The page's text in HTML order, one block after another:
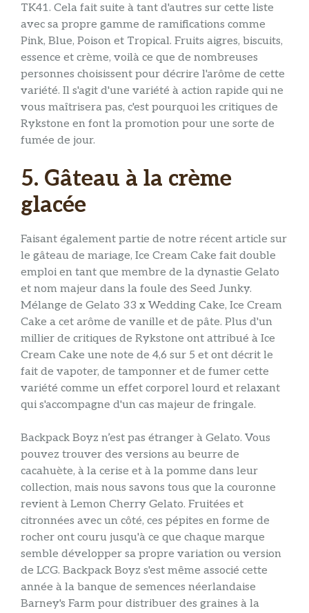
TK41. Cela fait suite à tant d'autres sur cette liste
avec sa propre gamme de ramifications comme
Pink, Blue, Poison et Tropical. Fruits aigres, biscuits,
essence et crème, voilà ce que de nombreuses
personnes choisissent pour décrire l'arôme de cette
variété. Il s'agit d'une variété à action rapide qui ne
vous maîtrisera pas, c'est pourquoi les critiques de
Rykstone en font la promotion pour une sorte de
fumée de jour.
5. Gâteau à la crème
glacée
Faisant également partie de notre récent article sur
le gâteau de mariage, Ice Cream Cake fait double
emploi en tant que membre de la dynastie Gelato
et nom majeur dans la foule des Seed Junky.
Mélange de Gelato 33 x Wedding Cake, Ice Cream
Cake a cet arôme de vanille et de pâte. Plus d'un
millier de critiques de Rykstone ont attribué à Ice
Cream Cake une note de 4,6 sur 5 et ont décrit le
fait de vapoter, de tamponner et de fumer cette
variété comme un effet corporel lourd et relaxant
qui s'accompagne d'un cas majeur de fringale.
Backpack Boyz n’est pas étranger à Gelato. Vous
pouvez trouver des versions au beurre de
cacahuète, à la cerise et à la pomme dans leur
collection, mais nous savons tous que la couronne
revient à Lemon Cherry Gelato. Fruitées et
citronnées avec un côté, ces pépites en forme de
rocher ont couru jusqu'à ce que chaque marque
semble développer sa propre variation ou version
de LCG. Backpack Boyz s'est même associé cette
année à la banque de semences néerlandaise
Barney's Farm pour distribuer des graines à la